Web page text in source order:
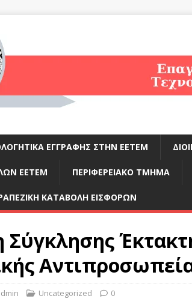
ΕΓΓΡΑΦΉΣ ΣΤΗΝ ΕΕΤΕΜ
ΕΕΤΕΜ ΠΕΡΙΦΕΡΕΙΑΚΌ ΤΜΉΜΑ
ΚΑΤΑΒΟΛΉ ΕΙΣΦΟΡΏΝ
Σύγκλησης
Uncategorized 0